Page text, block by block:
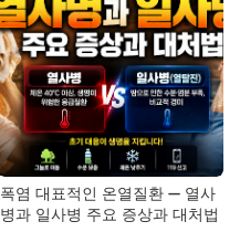
폭염 대표적인 온열질환 — 열사
병과 일사병 주요 증상과 대처법